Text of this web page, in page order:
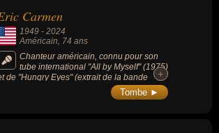
Carmen
1949 - 2024
Américain , 74 ans
Chanteur américain, connu pour son
tube international "All by Myself" (1975)
de "Hungry Eyes" (extrait de la bande
originale du film "Dirty Dancing" de 1987).
+
+
Tombe ►